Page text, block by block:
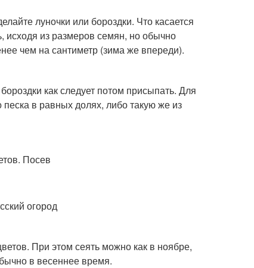
луночки или бороздки. Что касается
исходя из размеров семян, но обычно
чем на сантиметр (зима же впереди).
как следует потом присыпать. Для
песка в равных долях, либо такую же из
огород
При этом сеять можно как в ноябре,
в весеннее время.